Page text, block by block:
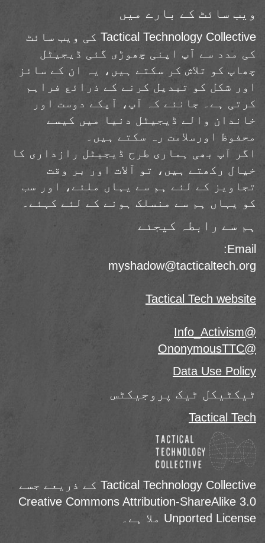
ویب سائٹ کے بارے میں
Tactical Technology Collective کی ویب سائٹ
کی مدد سے آپ اپنی چھوڑی گئی ڈیجیٹل
چھاپ کو تلاش کر سکتے ہیں، یہ ان کے سائز
اور شکل کو تبدیل کرنے کے ذرائع فراہم
کرتی ہے۔ جانئے کہ آپ، آپکے دوست اور
خاندان والے ڈیجیٹل دنیا میں کیسے
محفوظ اورسلامت رہ سکتے ہیں۔
اگر آپ بھی ہماری طرح ڈیجیٹل رازداری کا
خیال رکھتے ہیں، تو آلات اور بر وقت
تجاویز کے لئے ہم سے یہاں ملئے، اور سب
کو یہاں ہم سے منسلک ہونے کے لئے کہئے۔
ہم سے رابطہ کیجئے
Email:
myshadow@tacticaltech.org
Tactical Tech website
@Info_Activism
@OnonymousTTC
Data Use Policy
ٹیکٹیکل ٹیک پروجیکٹس
Tactical Tech
Tactical Technology Collective کے ذریعے جسے
Creative Commons Attribution-ShareAlike 3.0
Unported License ملا ہے۔